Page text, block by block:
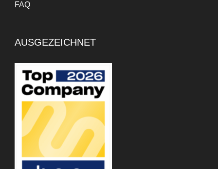
FAQ
AUSGEZEICHNET